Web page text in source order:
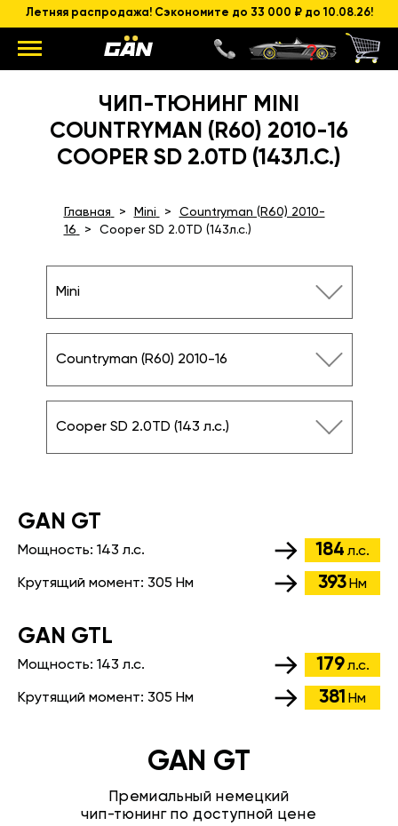
Летняя распродажа! Сэкономите до 33 000 ₽ до 10.08.26!
ЧИП-ТЮНИНГ MINI
COUNTRYMAN (R60) 2010-16
COOPER SD 2.0TD (143Л.С.)
Главная Mini
Countryman (R60) 2010-
16
Cooper SD 2.0TD (143л.с.)
Mini
Countryman (R60) 2010-16
Cooper SD 2.0TD (143 л.с.)
GАN GT
Мощность: 143 л.с. 184 л.с.
Крутящий момент: 305 Нм 393 Нм
GАN GTL
Мощность: 143 л.с. 179 л.с.
Крутящий момент: 305 Нм 381 Нм
GAN GT
Премиальный немецкий
чип-тюнинг по доступной цене